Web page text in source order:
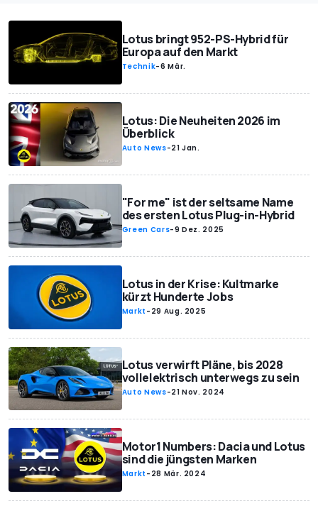
Lotus bringt 952-PS-Hybrid für
Europa auf den Markt
Technik-6 Mär.
Lotus: Die Neuheiten 2026 im
Überblick
Auto News-21 Jan.
"For me" ist der seltsame Name
des ersten Lotus Plug-in-Hybrid
Green Cars-9 Dez. 2025
Lotus in der Krise: Kultmarke
kürzt Hunderte Jobs
Markt - 29 Aug. 2025
Lotus verwirft Pläne, bis 2028
vollelektrisch unterwegs zu sein
Auto News-21 Nov. 2024
Motor1 Numbers: Dacia und Lotus
sind die jüngsten Marken
Markt - 28 Mär. 2024